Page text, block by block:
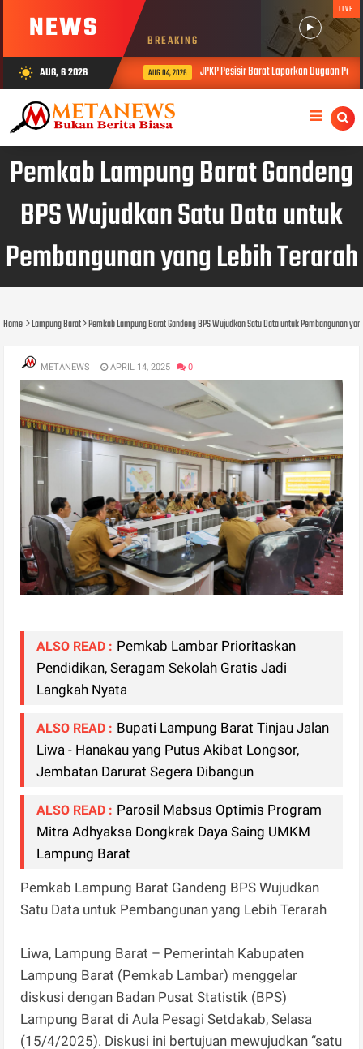
NEWS BREAKING
LIVE
wb_sunny AUG, 6 2026 AUG 04, 2026 JPKP Pesisir Barat Laporkan Dugaan
Pemkab Lampung Barat Gandeng
BPS Wujudkan Satu Data untuk
Pembangunan yang Lebih Terarah
Home Lampung Barat Pemkab Lampung Barat Gandeng BPS Wujudkan Satu Data untuk Pembangunan
METANEWS APRIL 14, 2025 0
ALSO READ : Pemkab Lambar Prioritaskan
Pendidikan, Seragam Sekolah Gratis Jadi
Langkah Nyata
ALSO READ : Bupati Lampung Barat Tinjau Jalan
Liwa - Hanakau yang Putus Akibat Longsor,
Jembatan Darurat Segera Dibangun
ALSO READ : Parosil Mabsus Optimis Program
Mitra Adhyaksa Dongkrak Daya Saing UMKM
Lampung Barat
Pemkab Lampung Barat Gandeng BPS Wujudkan
Satu Data untuk Pembangunan yang Lebih Terarah
Liwa, Lampung Barat – Pemerintah Kabupaten
Lampung Barat (Pemkab Lambar) menggelar
diskusi dengan Badan Pusat Statistik (BPS)
Lampung Barat di Aula Pesagi Setdakab, Selasa
(15/4/2025). Diskusi ini bertujuan mewujudkan “satu